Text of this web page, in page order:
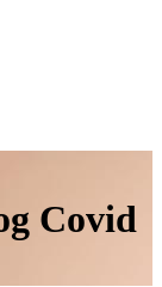
Covid